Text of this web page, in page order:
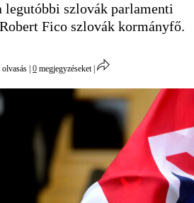
legutóbbi szlovák parlamenti
Fico szlovák kormányfő.
olvasás 0 megjegyzéseket